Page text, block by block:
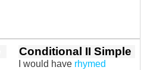
Conditional II Simple
I would have rhymed